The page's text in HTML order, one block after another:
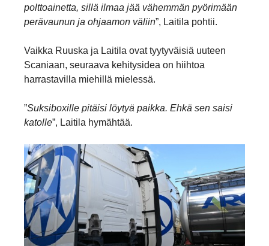
polttoainetta, sillä ilmaa jää vähemmän pyörimään
perävaunun ja ohjaamon väliin”, Laitila pohtii.
Vaikka Ruuska ja Laitila ovat tyytyväisiä uuteen
Scaniaan, seuraava kehitysidea on hiihtoa
harrastavilla miehillä mielessä.
”Suksiboxille pitäisi löytyä paikka. Ehkä sen saisi
katolle”, Laitila hymähtää.